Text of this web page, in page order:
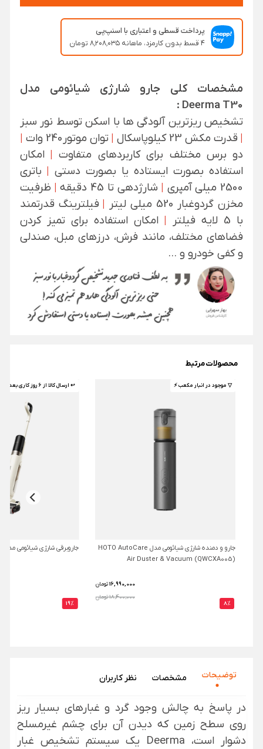
پرداخت قسطی و اعتباری با اسنپ‌پی
۴ قسط بدون کارمزد، ماهانه ۸٬۲۰۸٬۰۳۵ تومان
مشخصات کلی جارو شارژی شیائومی مدل
Deerma T30 :
تشخیص ریزترین آلودگی ها با اسکن توسط نور سبز
| قدرت مکش 23 کیلوپاسکال | توان موتور240 وات
|
دو برس مختلف برای کاربردهای متفاوت |امکان
استفاده بصورت ایستاده یا بصورت دستی | باتری
2500 میلی آمپری
| شارژدهی تا 45 دقیقه | ظرفیت
مخزن گردوغبار 520 میلی لیتر
| فیلترینگ قدرتمند
با 5 لایه فیلتر
|امکان استفاده برای تمیز کردن
فضاهای مختلف، مانند فرش، درزهای مبل، صندلی
و کفی خودرو و ...
محصولات مرتبط
▽ موجود در انبار مکعب ⚡️
جارو و دمنده شارژی شیائومی مدل HOTO AutoCare
Air Duster & Vacuum (QWCXA005)
16,990,000تومان
18,400,000 تومان
8%
↩ ارسال کالا از 6 روز کاری بعد 🤌🏼
جاروبرقی شارژی شیائومی مدل Mova K30 Mix
19%
توضیحات مشخصات نظر‌ کاربران
در پاسخ به چالش وجود گرد و غبارهای بسیار ریز
روی سطح زمین که دیدن آن برای چشم غیرمسلح
دشوار است، Deerma یک سیستم تشخیص غبار